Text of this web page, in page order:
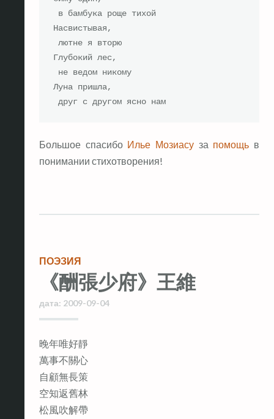
в бамбука роще тихой
Насвистывая,
лютне я вторю
Глубокий лес,
не ведом никому
Луна пришла,
друг с другом ясно нам
Большое спасибо Илье Мозиасу за помощь в
понимании стихотворения!
ПОЭЗИЯ
《酬張少府》王維
дата: 2009-09-04
晚年唯好靜
萬事不關心
自顧無長策
空知返舊林
松風吹解帶